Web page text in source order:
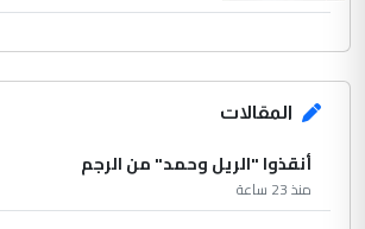
المقالات
أنقذوا "الريل وحمد" من الرجم
منذ 23 ساعة